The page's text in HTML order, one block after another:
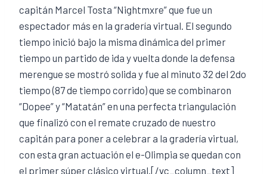
capitán Marcel Tosta “Nightmxre” que fue un
espectador más en la gradería virtual. El segundo
tiempo inició bajo la misma dinámica del primer
tiempo un partido de ida y vuelta donde la defensa
merengue se mostró solida y fue al minuto 32 del 2do
tiempo (87 de tiempo corrido) que se combinaron
“Dopee” y “Matatán” en una perfecta triangulación
que finalizó con el remate cruzado de nuestro
capitán para poner a celebrar a la gradería virtual,
con esta gran actuación el e-Olimpia se quedan con
el primer súper clásico virtual.[/vc_column_text]